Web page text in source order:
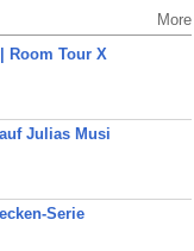
More
Room Tour X
Julias Musi
Serie